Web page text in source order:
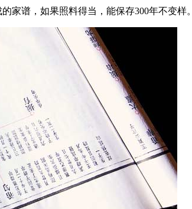
家谱，如果照料得当，能保存300年不变样。